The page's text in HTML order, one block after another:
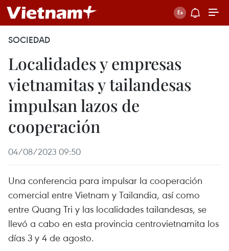
SOCIEDAD
Localidades y empresas
vietnamitas y tailandesas
impulsan lazos de
cooperación
04/08/2023 09:50
Una conferencia para impulsar la cooperación
comercial entre Vietnam y Tailandia, así como
entre Quang Tri y las localidades tailandesas, se
llevó a cabo en esta provincia centrovietnamita los
días 3 y 4 de agosto.